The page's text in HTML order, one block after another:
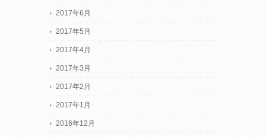
2017年6月
2017年5月
2017年4月
2017年3月
2017年2月
2017年1月
2016年12月